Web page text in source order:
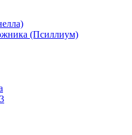
(Псиллиум)